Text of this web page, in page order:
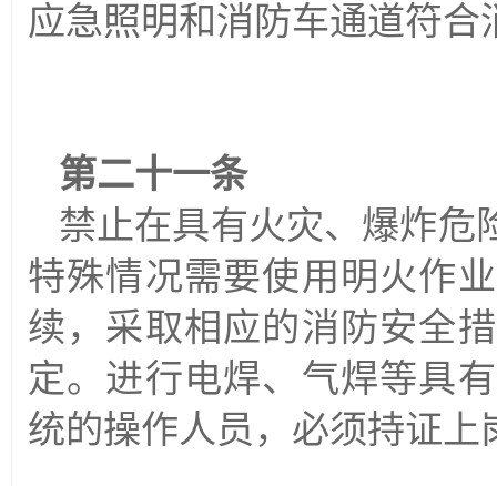
应急照明和消防车通道符
第二十一条
禁止在具有火灾、爆炸危
特殊情况需要使用明火作
续，采取相应的消防安全
定。进行电焊、气焊等具
统的操作人员，必须持证